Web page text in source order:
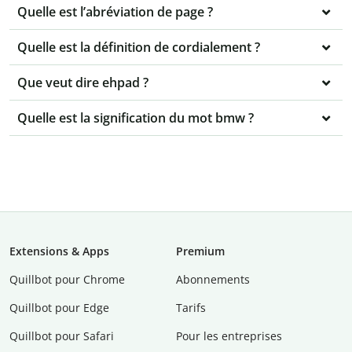
Quelle est l’abréviation de page ?
Quelle est la définition de cordialement ?
Que veut dire ehpad ?
Quelle est la signification du mot bmw ?
Extensions & Apps
Quillbot pour Chrome
Quillbot pour Edge
Quillbot pour Safari
Premium
Abonnements
Tarifs
Pour les entreprises